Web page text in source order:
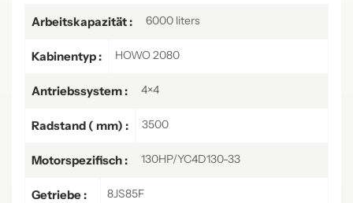
Arbeitskapazität : 6000 liters
Kabinentyp : HOWO 2080
Antriebssystem : 4×4
Radstand ( mm) : 3500
Motorspezifisch : 130HP/YC4D130-33
Getriebe : 8JS85F